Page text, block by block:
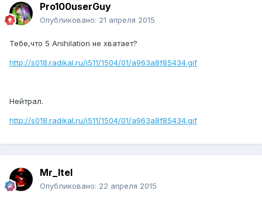
Pro100userGuy
Опубликовано: 21 апреля 2015
Тебе,что 5 Anihilation не хватает?
http://s018.radikal.ru/i511/1504/01/a963a8f85434.gif
Нейтрал.
http://s018.radikal.ru/i511/1504/01/a963a8f85434.gif
Mr_Itel
Опубликовано: 22 апреля 2015